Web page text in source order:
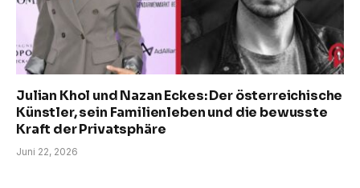
Julian Khol und Nazan Eckes: Der österreichische
Künstler, sein Familienleben und die bewusste
Kraft der Privatsphäre
Juni 22, 2026